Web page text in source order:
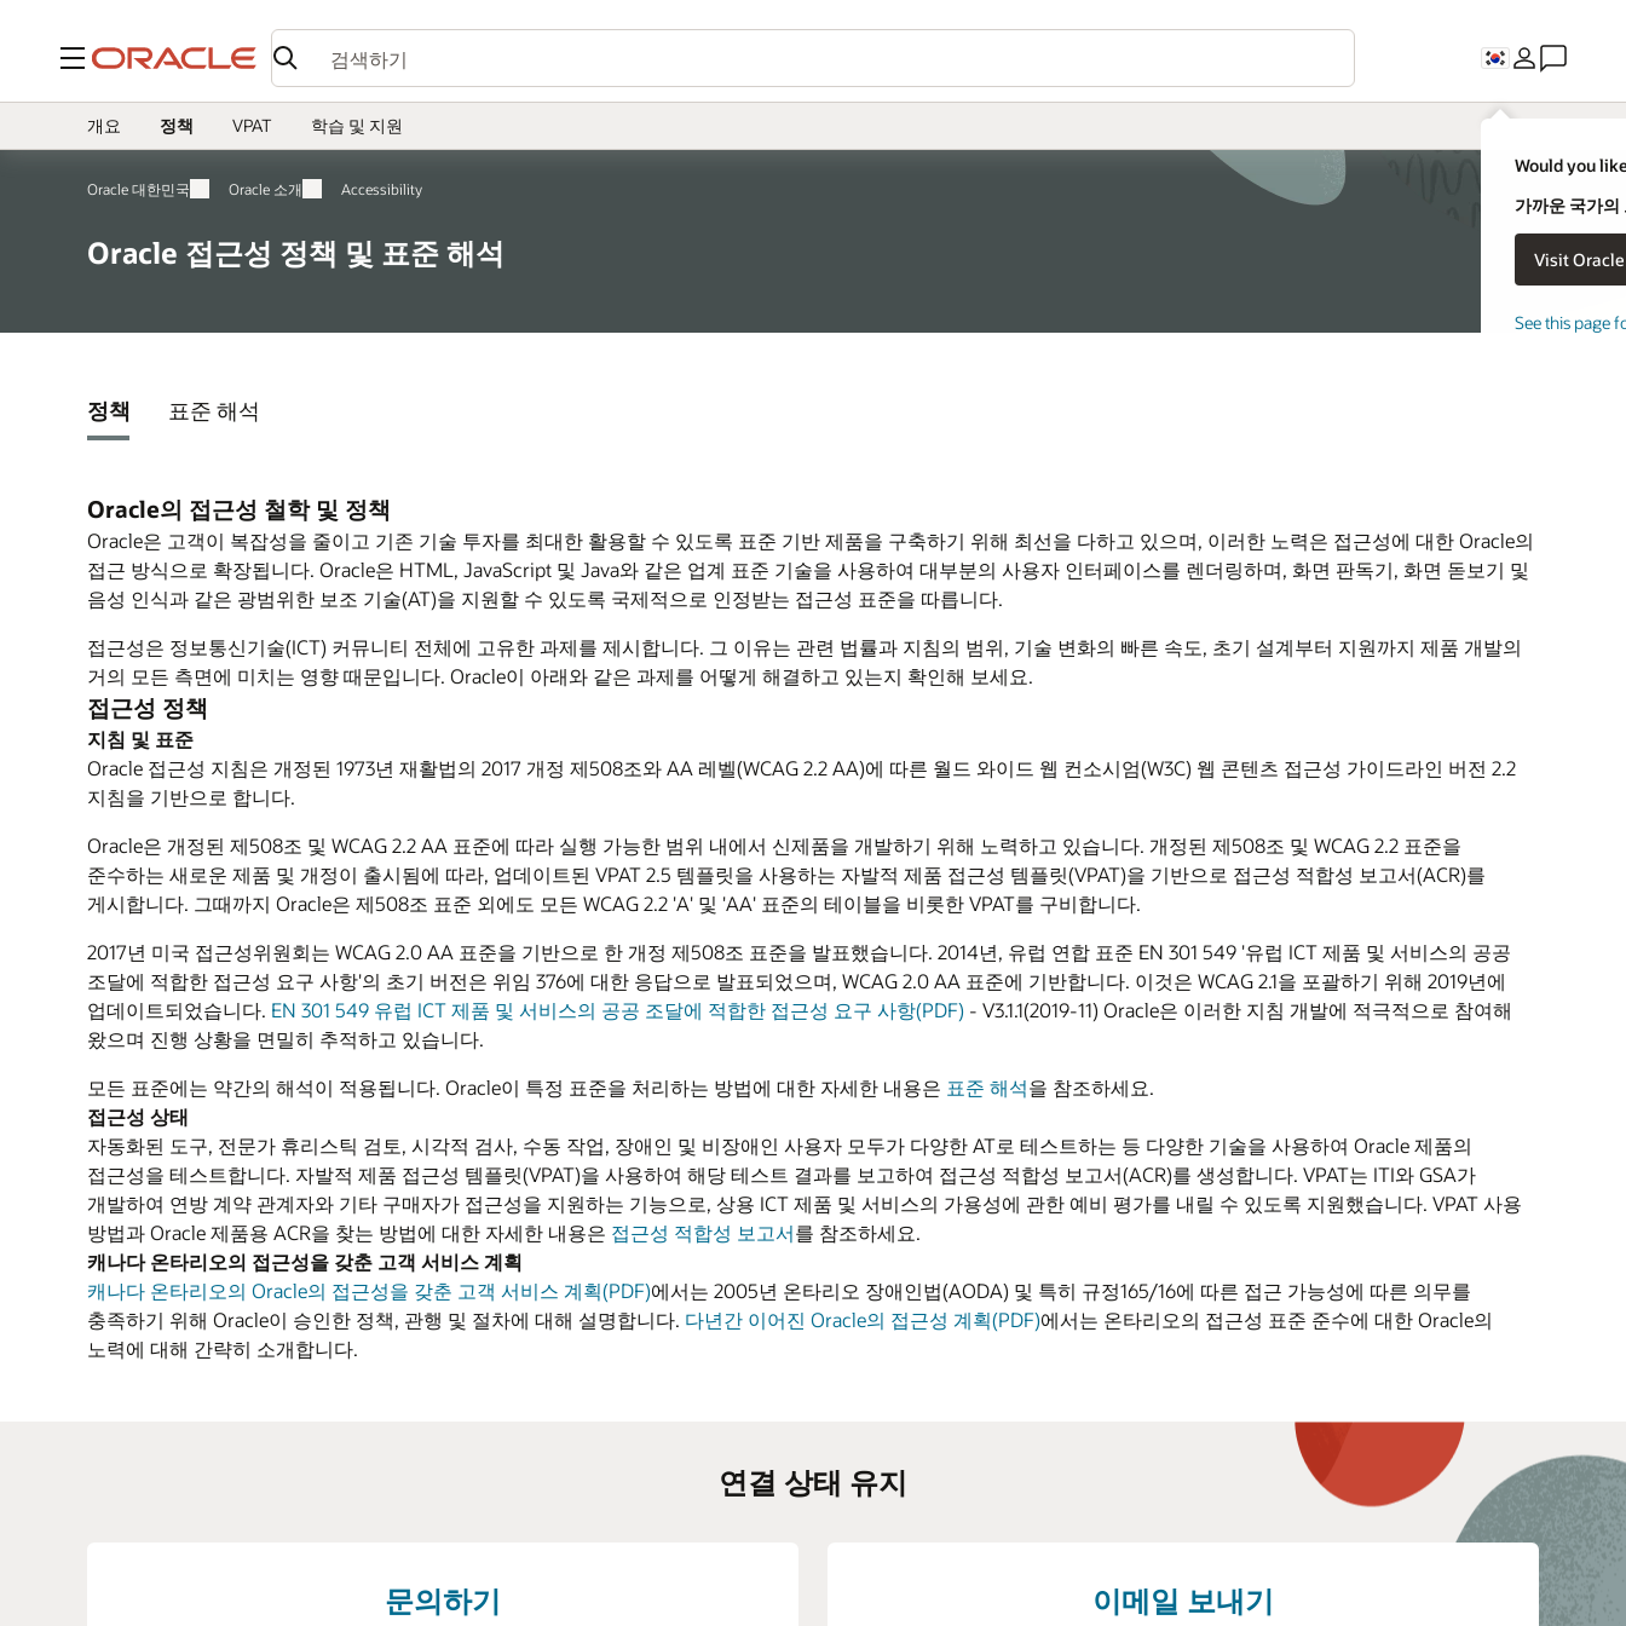
메뉴
Would you
가까운 국가의
See this page
개요 정책 VPAT 학습 및 지원
Oracle 대한민국 Oracle 소개 Accessibility
Oracle 접근성 정책 및 표준 해석
정책 표준 해석
Oracle의 접근성 철학 및 정책
Oracle은 고객이 복잡성을 줄이고 기존 기술 투자를 최대한 활용할 수 있도록 표준 기반 제품을 구축하기 위해 최선을 다하고 있으며, 이러한 노력은 접근성에 대한 Oracle의
접근 방식으로 확장됩니다. Oracle은 HTML, JavaScript 및 Java와 같은 업계 표준 기술을 사용하여 대부분의 사용자 인터페이스를 렌더링하며, 화면 판독기, 화면 돋보기 및
음성 인식과 같은 광범위한 보조 기술(AT)을 지원할 수 있도록 국제적으로 인정받는 접근성 표준을 따릅니다.
접근성은 정보통신기술(ICT) 커뮤니티 전체에 고유한 과제를 제시합니다. 그 이유는 관련 법률과 지침의 범위, 기술 변화의 빠른 속도, 초기 설계부터 지원까지 제품 개발의
거의 모든 측면에 미치는 영향 때문입니다. Oracle이 아래와 같은 과제를 어떻게 해결하고 있는지 확인해 보세요.
접근성 정책
지침 및 표준
Oracle 접근성 지침은 개정된 1973년 재활법의 2017 개정 제508조와 AA 레벨(WCAG 2.2 AA)에 따른 월드 와이드 웹 컨소시엄(W3C) 웹 콘텐츠 접근성 가이드라인 버전 2.2
지침을 기반으로 합니다.
Oracle은 개정된 제508조 및 WCAG 2.2 AA 표준에 따라 실행 가능한 범위 내에서 신제품을 개발하기 위해 노력하고 있습니다. 개정된 제508조 및 WCAG 2.2 표준을
준수하는 새로운 제품 및 개정이 출시됨에 따라, 업데이트된 VPAT 2.5 템플릿을 사용하는 자발적 제품 접근성 템플릿(VPAT)을 기반으로 접근성 적합성 보고서(ACR)를
게시합니다. 그때까지 Oracle은 제508조 표준 외에도 모든 WCAG 2.2 'A' 및 'AA' 표준의 테이블을 비롯한 VPAT를 구비합니다.
2017년 미국 접근성위원회는 WCAG 2.0 AA 표준을 기반으로 한 개정 제508조 표준을 발표했습니다. 2014년, 유럽 연합 표준 EN 301 549 '유럽 ICT 제품 및 서비스의 공공
조달에 적합한 접근성 요구 사항'의 초기 버전은 위임 376에 대한 응답으로 발표되었으며, WCAG 2.0 AA 표준에 기반합니다. 이것은 WCAG 2.1을 포괄하기 위해 2019년에
업데이트되었습니다. EN 301 549 유럽 ICT 제품 및 서비스의 공공 조달에 적합한 접근성 요구 사항(PDF) - V3.1.1(2019-11) Oracle은 이러한 지침 개발에 적극적으로 참여해
왔으며 진행 상황을 면밀히 추적하고 있습니다.
모든 표준에는 약간의 해석이 적용됩니다. Oracle이 특정 표준을 처리하는 방법에 대한 자세한 내용은 표준 해석을 참조하세요.
접근성 상태
자동화된 도구, 전문가 휴리스틱 검토, 시각적 검사, 수동 작업, 장애인 및 비장애인 사용자 모두가 다양한 AT로 테스트하는 등 다양한 기술을 사용하여 Oracle 제품의
접근성을 테스트합니다. 자발적 제품 접근성 템플릿(VPAT)을 사용하여 해당 테스트 결과를 보고하여 접근성 적합성 보고서(ACR)를 생성합니다. VPAT는 ITI와 GSA가
개발하여 연방 계약 관계자와 기타 구매자가 접근성을 지원하는 기능으로, 상용 ICT 제품 및 서비스의 가용성에 관한 예비 평가를 내릴 수 있도록 지원했습니다. VPAT 사용
방법과 Oracle 제품용 ACR을 찾는 방법에 대한 자세한 내용은 접근성 적합성 보고서를 참조하세요.
캐나다 온타리오의 접근성을 갖춘 고객 서비스 계획
캐나다 온타리오의 Oracle의 접근성을 갖춘 고객 서비스 계획(PDF)에서는 2005년 온타리오 장애인법(AODA) 및 특히 규정165/16에 따른 접근 가능성에 따른 의무를
충족하기 위해 Oracle이 승인한 정책, 관행 및 절차에 대해 설명합니다. 다년간 이어진 Oracle의 접근성 계획(PDF)에서는 온타리오의 접근성 표준 준수에 대한 Oracle의
노력에 대해 간략히 소개합니다.
연결 상태 유지
문의하기 이메일 보내기